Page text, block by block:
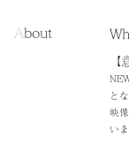
About
と
映
いま